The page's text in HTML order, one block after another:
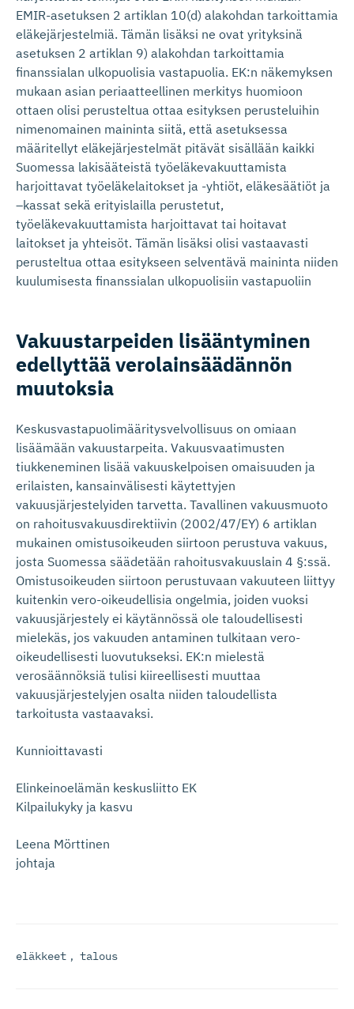
EMIR-asetuksen 2 artiklan 10(d) alakohdan tarkoittamia
eläkejärjestelmiä. Tämän lisäksi ne ovat yrityksinä
asetuksen 2 artiklan 9) alakohdan tarkoittamia
finanssialan ulkopuolisia vastapuolia. EK:n näkemyksen
mukaan asian periaatteellinen merkitys huomioon
ottaen olisi perusteltua ottaa esityksen perusteluihin
nimenomainen maininta siitä, että asetuksessa
määritellyt eläkejärjestelmät pitävät sisällään kaikki
Suomessa lakisääteistä työeläkevakuuttamista
harjoittavat työeläkelaitokset ja -yhtiöt, eläkesäätiöt ja
–kassat sekä erityislailla perustetut,
työeläkevakuuttamista harjoittavat tai hoitavat
laitokset ja yhteisöt. Tämän lisäksi olisi vastaavasti
perusteltua ottaa esitykseen selventävä maininta niiden
kuulumisesta finanssialan ulkopuolisiin vastapuoliin
Vakuustar­peiden lisääntyminen
edellyttää verolainsää­dännön
muutoksia
Keskusvastapuolimääritysvelvollisuus on omiaan
lisäämään vakuustarpeita. Vakuusvaatimusten
tiukkeneminen lisää vakuuskelpoisen omaisuuden ja
erilaisten, kansainvälisesti käytettyjen
vakuusjärjestelyiden tarvetta. Tavallinen vakuusmuoto
on rahoitusvakuusdirektiivin (2002/47/EY) 6 artiklan
mukainen omistusoikeuden siirtoon perustuva vakuus,
josta Suomessa säädetään rahoitusvakuuslain 4 §:ssä.
Omistusoikeuden siirtoon perustuvaan vakuuteen liittyy
kuitenkin vero-oikeudellisia ongelmia, joiden vuoksi
vakuusjärjestely ei käytännössä ole taloudellisesti
mielekäs, jos vakuuden antaminen tulkitaan vero-
oikeudellisesti luovutukseksi. EK:n mielestä
verosäännöksiä tulisi kiireellisesti muuttaa
vakuusjärjestelyjen osalta niiden taloudellista
tarkoitusta vastaavaksi.
Kunnioittavasti
Elinkeinoelämän keskusliitto EK
Kilpailukyky ja kasvu
Leena Mörttinen
johtaja
eläkkeet , talous